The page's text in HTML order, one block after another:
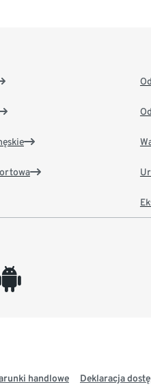
handlowe Deklaracja